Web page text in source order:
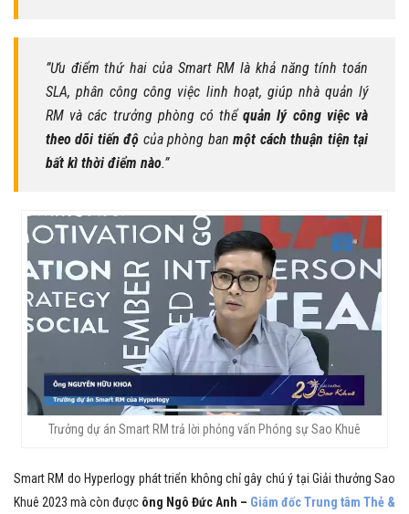
”Ưu điểm thứ hai của Smart RM là khả năng tính toán
SLA, phân công công việc linh hoạt, giúp nhà quản lý
RM và các trưởng phòng có thểquản lý công việc và
theo dõi tiến độ của phòng banmột cách thuận tiện tại
bất kì thời điểm nào.”
Trưởng dự án Smart RM trả lời phỏng vấn Phóng sự Sao Khuê
Smart RM do Hyperlogy phát triển không chỉ gây chú ý tại Giải thưởng Sao
Khuê 2023 mà còn được ông Ngô Đức Anh – Giám đốc Trung tâm Thẻ &